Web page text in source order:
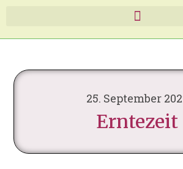
25. September
Erntezeit